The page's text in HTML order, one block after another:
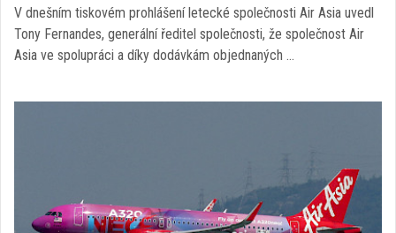
V dnešním tiskovém prohlášení letecké společnosti Air Asia uvedl
Tony Fernandes, generální ředitel společnosti, že společnost Air
Asia ve spolupráci a díky dodávkám objednaných …